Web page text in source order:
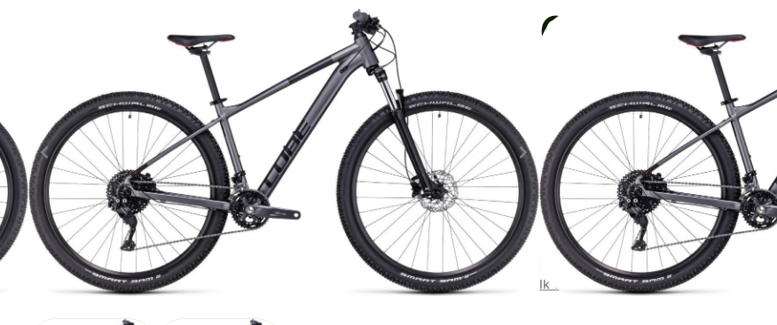
Cube Aim
Maat
Proefrit aanvragen
Ik wil toch een ander model proberen